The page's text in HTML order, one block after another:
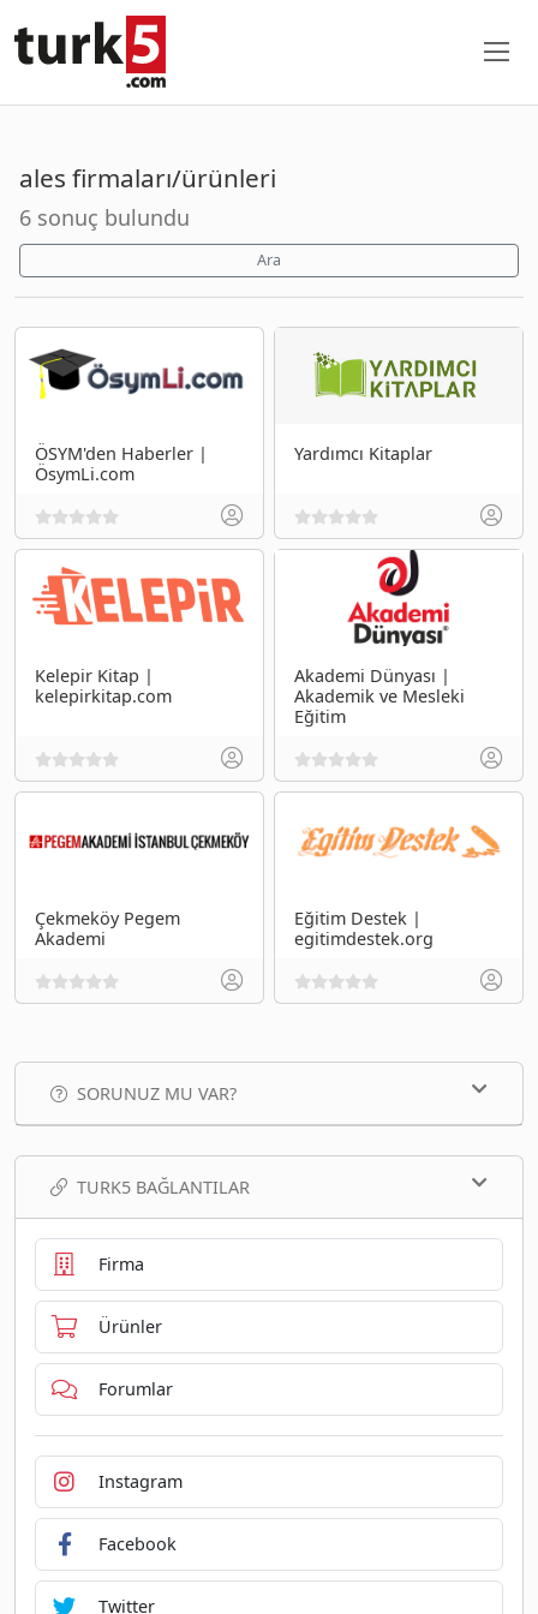
ales firmaları/ürünleri
6 sonuç bulundu
Ara
ÖSYM'den Haberler |
ÖsymLi.com
Yardımcı Kitaplar
Kelepir Kitap |
kelepirkitap.com
Akademi Dünyası |
Akademik ve Mesleki
Eğitim
Çekmeköy Pegem
Akademi
Eğitim Destek |
egitimdestek.org
SORUNUZ MU VAR?
TURK5 BAĞLANTILAR
Firma
Ürünler
Forumlar
Instagram
Facebook
Twitter